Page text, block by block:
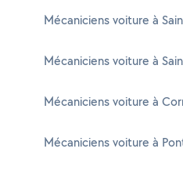
Mécaniciens voiture à
Mécaniciens voiture à
Mécaniciens voiture à
Mécaniciens voiture à